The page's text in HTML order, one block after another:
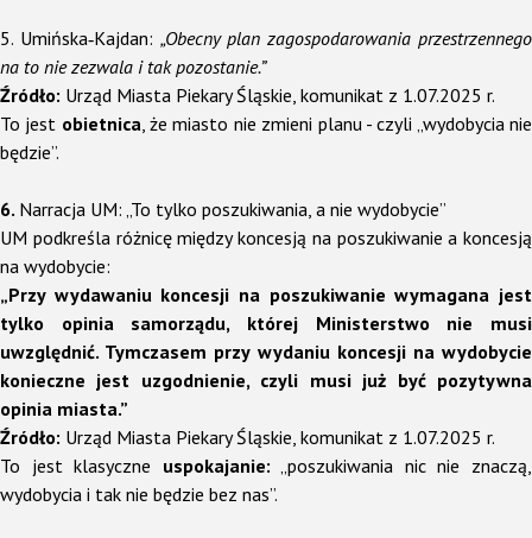
5. Umińska‑Kajdan: „Obecny plan zagospodarowania przestrzennego
na to nie zezwala i tak pozostanie.”
Źródło: Urząd Miasta Piekary Śląskie, komunikat z 1.07.2025 r.
To jest obietnica, że miasto nie zmieni planu - czyli „wydobycia nie
będzie”.
6. Narracja UM: „To tylko poszukiwania, a nie wydobycie”
UM podkreśla różnicę między koncesją na poszukiwanie a koncesją
na wydobycie:
„Przy wydawaniu koncesji na poszukiwanie wymagana jest
tylko opinia samorządu, której Ministerstwo nie musi
uwzględnić. Tymczasem przy wydaniu koncesji na wydobycie
konieczne jest uzgodnienie, czyli musi już być pozytywna
opinia miasta.”
Źródło: Urząd Miasta Piekary Śląskie, komunikat z 1.07.2025 r.
To jest klasyczne uspokajanie: „poszukiwania nic nie znaczą,
wydobycia i tak nie będzie bez nas”.